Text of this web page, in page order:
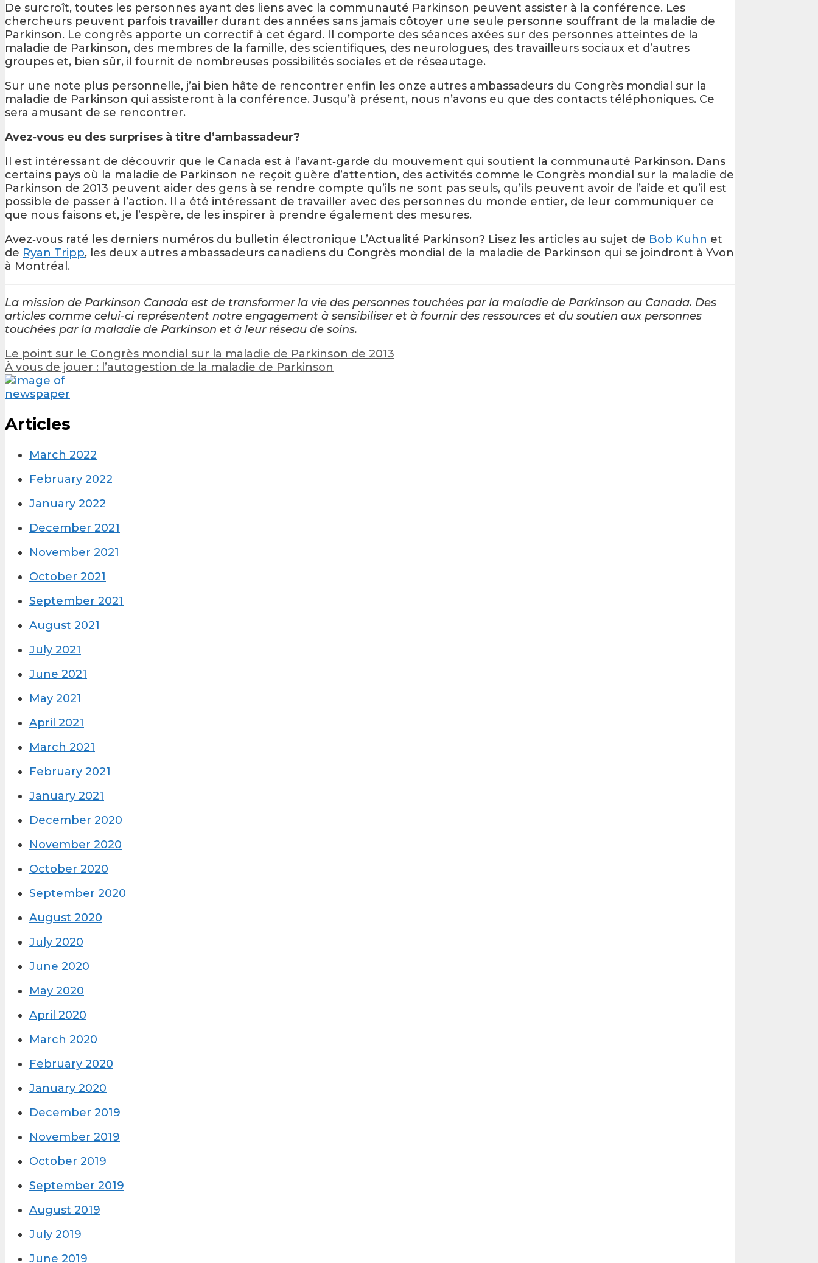
De surcroît, toutes les personnes ayant des liens avec la communauté Parkinson peuvent assister à la conférence. Les
chercheurs peuvent parfois travailler durant des années sans jamais côtoyer une seule personne souffrant de la maladie de
Parkinson. Le congrès apporte un correctif à cet égard. Il comporte des séances axées sur des personnes atteintes de la
maladie de Parkinson, des membres de la famille, des scientifiques, des neurologues, des travailleurs sociaux et d’autres
groupes et, bien sûr, il fournit de nombreuses possibilités sociales et de réseautage.
Sur une note plus personnelle, j’ai bien hâte de rencontrer enfin les onze autres ambassadeurs du Congrès mondial sur la
maladie de Parkinson qui assisteront à la conférence. Jusqu’à présent, nous n’avons eu que des contacts téléphoniques. Ce
sera amusant de se rencontrer.
Avez‑vous eu des surprises à titre d’ambassadeur?
Il est intéressant de découvrir que le Canada est à l’avant‑garde du mouvement qui soutient la communauté Parkinson. Dans
certains pays où la maladie de Parkinson ne reçoit guère d’attention, des activités comme le Congrès mondial sur la maladie de
Parkinson de 2013 peuvent aider des gens à se rendre compte qu’ils ne sont pas seuls, qu’ils peuvent avoir de l’aide et qu’il est
possible de passer à l’action. Il a été intéressant de travailler avec des personnes du monde entier, de leur communiquer ce
que nous faisons et, je l’espère, de les inspirer à prendre également des mesures.
Avez‑vous raté les derniers numéros du bulletin électronique L’Actualité Parkinson? Lisez les articles au sujet de Bob Kuhn et
de Ryan Tripp, les deux autres ambassadeurs canadiens du Congrès mondial de la maladie de Parkinson qui se joindront à Yvon
à Montréal.
La mission de Parkinson Canada est de transformer la vie des personnes touchées par la maladie de Parkinson au Canada. Des
articles comme celui-ci représentent notre engagement à sensibiliser et à fournir des ressources et du soutien aux personnes
touchées par la maladie de Parkinson et à leur réseau de soins.
Post
navigation
Le point sur le Congrès mondial sur la maladie de Parkinson de 2013
À vous de jouer : l’autogestion de la maladie de Parkinson
Articles
March 2022
February 2022
January 2022
December 2021
November 2021
October 2021
September 2021
August 2021
July 2021
June 2021
May 2021
April 2021
March 2021
February 2021
January 2021
December 2020
November 2020
October 2020
September 2020
August 2020
July 2020
June 2020
May 2020
April 2020
March 2020
February 2020
January 2020
December 2019
November 2019
October 2019
September 2019
August 2019
July 2019
June 2019